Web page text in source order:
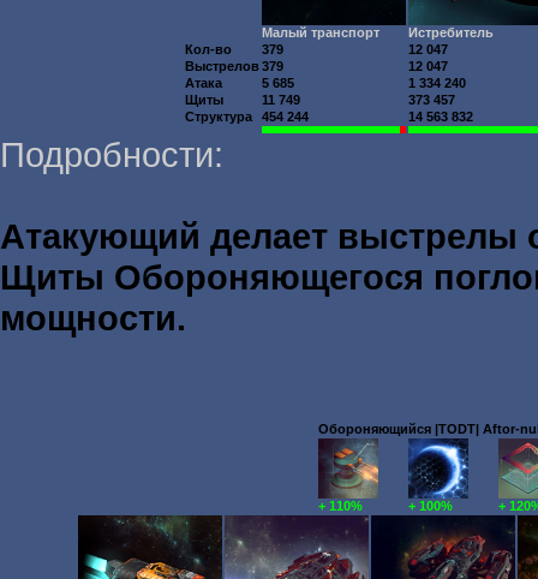
Малый транспорт
Истребитель
Кол-во
379
12 047
Выстрелов379
12 047
Атака
5 685
1 334 240
Щиты
11 749
373 457
Структура
454 244 14 563 832
Подробности:
Атакующий делает
Щиты Обороняющегося
мощности.
Обороняющийся |TODT| Aftor-
+ 110% + 100% +